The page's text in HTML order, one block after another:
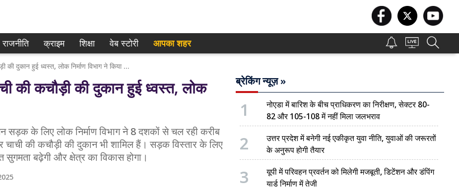
राजनीति क्राइम शिक्षा वेब स्टोरी आपका शहर
Varanasi : पहलवान लस्सी और चाची की कचौड़ी की दुकान हुई ध्वस्त, लोक निर्माण विभाग ने किया जमींदोज
की कचौड़ी की दुकान हुई ध्वस्त, लोक
के लिए लोक निर्माण विभाग ने 8 दशकों से चल रही करीब
की कचौड़ी की दुकान भी शामिल हैं। सड़क विस्तार के लिए
बढ़ेगी और क्षेत्र का विकास होगा।
ब्रेकिंग न्यूज़ »
1
नोएडा में बारिश के बीच प्राधिकरण का निरीक्षण, सेक्टर 80-
82 और 105-108 में नहीं मिला जलभराव
2
उत्तर प्रदेश में बनेगी नई एकीकृत युवा नीति, युवाओं की जरूरतों
के अनुरूप होगी तैयार
3
यूपी में परिवहन प्रवर्तन को मिलेगी मजबूती, डिटेंशन और डंपिंग
यार्ड निर्माण में तेजी